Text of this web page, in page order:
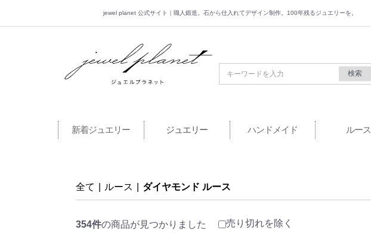
jewel planet 公式サイト｜職人鍛造。石から仕入れてデザイン制作。100年残るジュエリーを。
jewel planet 公式サイト
検索
新着ジュエリー ジュエリー ハンドメイド ルース
全て ルース ダイヤモンド ルース
354件の商品が見つかりました 売り切れを除く